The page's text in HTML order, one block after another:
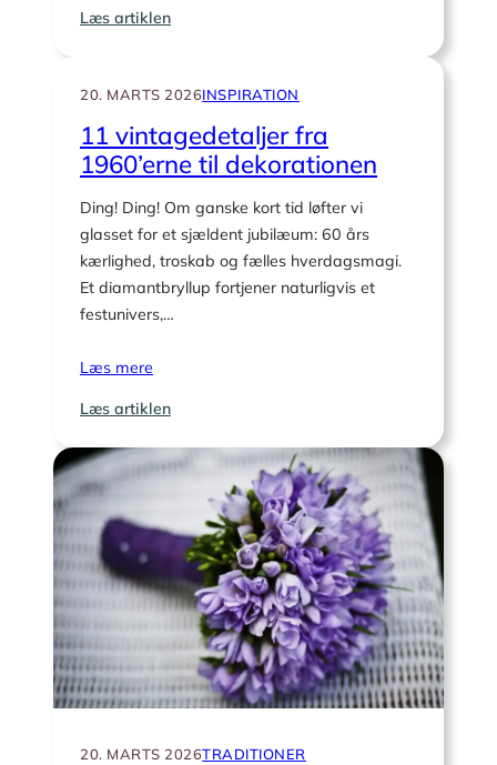
Læs artiklen:
digital
en
god
20. MARTS 2026INSPIRATION
11 vintagedetaljer fra
1960’erne til dekorationen
Ding! Ding! Om ganske kort tid løfter vi
glasset for et sjældent jubilæum: 60 års
kærlighed, troskab og fælles hverdagsmagi.
Et diamantbryllup fortjener naturligvis et
festunivers,…
Læs mere
Læs artiklen:
vintagedetaljer
1960’erne
til
dekorationen
20. MARTS 2026TRADITIONER